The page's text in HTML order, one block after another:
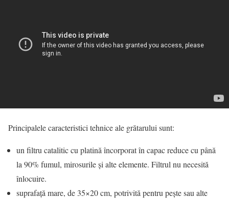
Principalele caracteristici tehnice ale grătarului sunt:
un filtru catalitic cu platină încorporat în capac reduce cu până
la 90% fumul, mirosurile şi alte elemente. Filtrul nu necesită
înlocuire.
suprafaţă mare, de 35×20 cm, potrivită pentru peşte sau alte